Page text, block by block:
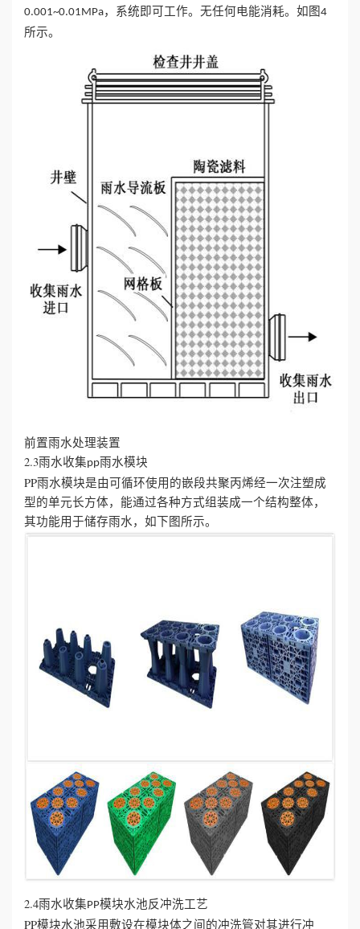
0.001~0.01MPa，系统即可工作。无任何电能消耗。如图4
所示。
前置雨水处理装置
2.3雨水收集pp雨水模块
PP雨水模块是由可循环使用的嵌段共聚丙烯经一次注塑成
型的单元长方体，能通过各种方式组装成一个结构整体，
其功能用于储存雨水，如下图所示。
2.4雨水收集PP模块水池反冲洗工艺
PP模块水池采用敷设在模块体之间的冲洗管对其进行冲